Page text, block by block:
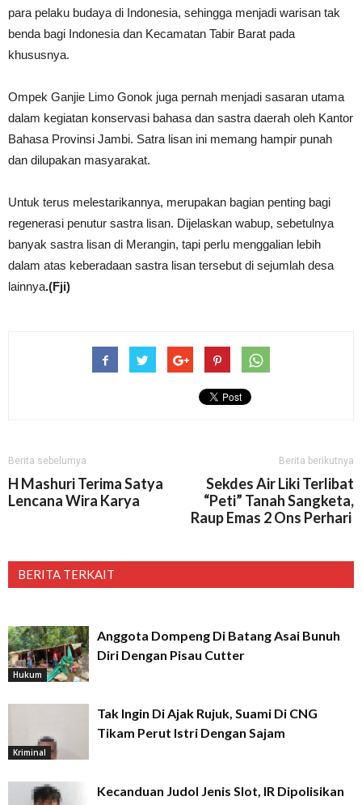
para pelaku budaya di Indonesia, sehingga menjadi warisan tak
benda bagi Indonesia dan Kecamatan Tabir Barat pada
khususnya.
Ompek Ganjie Limo Gonok juga pernah menjadi sasaran utama
dalam kegiatan konservasi bahasa dan sastra daerah oleh Kantor
Bahasa Provinsi Jambi. Satra lisan ini memang hampir punah
dan dilupakan masyarakat.
Untuk terus melestarikannya, merupakan bagian penting bagi
regenerasi penutur sastra lisan. Dijelaskan wabup, sebetulnya
banyak sastra lisan di Merangin, tapi perlu menggalian lebih
dalam atas keberadaan sastra lisan tersebut di sejumlah desa
lainnya.(Fji)
Berita sebelumya
H Mashuri Terima Satya
Lencana Wira Karya
Berita berikutnya
Sekdes Air Liki Terlibat
“Peti” Tanah Sangketa,
Raup Emas 2 Ons Perhari
BERITA TERKAIT
Hukum
Anggota Dompeng Di Batang Asai Bunuh
Diri Dengan Pisau Cutter
Kriminal
Tak Ingin Di Ajak Rujuk, Suami Di CNG
Tikam Perut Istri Dengan Sajam
Kecanduan Judol Jenis Slot, IR Dipolisikan